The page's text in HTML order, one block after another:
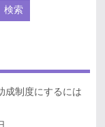
成制度にするには